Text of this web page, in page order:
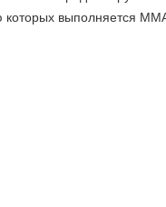
выполняется